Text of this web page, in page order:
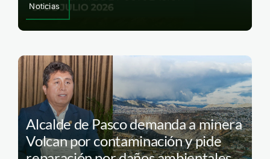
Noticias
Alcalde de Pasco demanda a minera
Volcan por contaminación y pide